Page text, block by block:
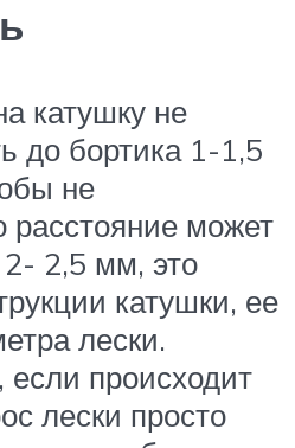
катушку не
до бортика 1-1,5
не
расстояние может
2,5 мм, это
катушки, ее
лески.
если происходит
лески просто